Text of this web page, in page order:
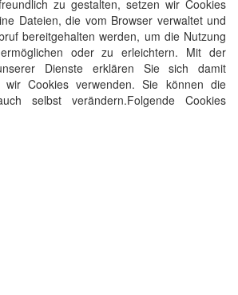
zu gestalten, setzen wir Cookies
Dateien, die vom Browser verwaltet und
bereitgehalten werden, um die Nutzung
oder zu erleichtern. Mit der
Dienste erklären Sie sich damit
wir Cookies verwenden. Sie können die
selbst verändern.Folgende Cookies